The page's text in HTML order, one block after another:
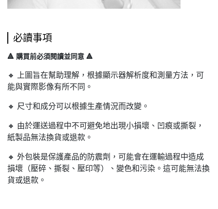
必讀事項
🔺 購買前必須閱讀並同意 🔺
🔸 上圖旨在幫助理解，根據顯示器解析度和測量方法，可
能與實際影像有所不同。
🔸 尺寸和成分可以根據生產情況而改變。
🔸 由於運送過程中不可避免地出現小損壞、凹痕或撕裂，
紙製品無法換貨或退款。
🔸 外包裝是保護產品的防震劑，可能會在運輸過程中造成
損壞（壓碎、撕裂、壓印等）、變色和污染。這可能無法換
貨或退款。